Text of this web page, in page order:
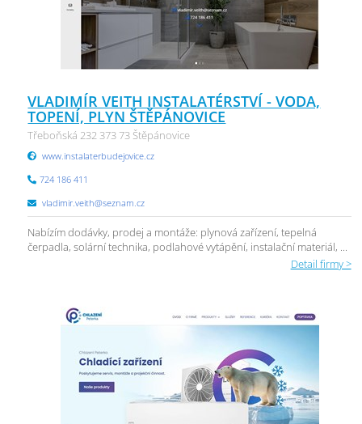
VLADIMÍR VEITH INSTALATÉRSTVÍ - VODA,
TOPENÍ, PLYN ŠTĚPÁNOVICE
Třeboňská 232 373 73 Štěpánovice
www.instalaterbudejovice.cz
724 186 411
vladimir.veith@seznam.cz
Nabízím dodávky, prodej a montáže: plynová zařízení, tepelná
čerpadla, solární technika, podlahové vytápění, instalační materiál, ...
Detail firmy >